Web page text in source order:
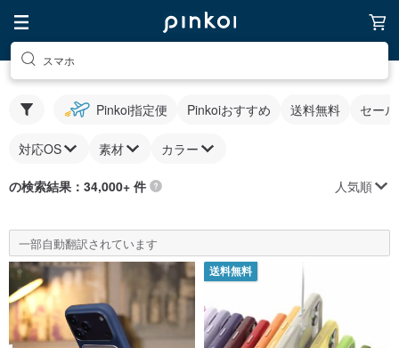
スマホ
Pinkoi指定便 Pinkoiおすすめ 送料無料 セー
対応OS 素材 カラー
の検索結果：34,000+ 件 人気順
一部自動翻訳されています
送料無料